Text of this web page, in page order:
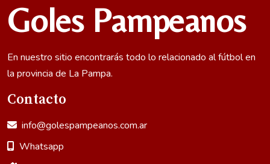
Goles Pampeanos
En nuestro sitio encontrarás todo lo relacionado al fútbol en
la provincia de La Pampa.
Contacto
info@golespampeanos.com.ar
Whatsapp